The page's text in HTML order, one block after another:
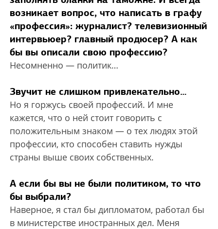
возникает вопрос, что написать в графу
«профессия»: журналист? телевизионный
интервьюер? главный продюсер? А как
бы вы описали свою профессию?
Несомненно — политик…
Звучит не слишком привлекательно…
Но я горжусь своей профессий. И мне
кажется, что о ней стоит говорить с
положительным знаком — о тех людях этой
профессии, кто способен ставить нужды
страны выше своих собственных.
А если бы вы не были политиком, то что
бы выбрали?
Наверное, я стал бы дипломатом, работал бы
в министерстве иностранных дел. Меня